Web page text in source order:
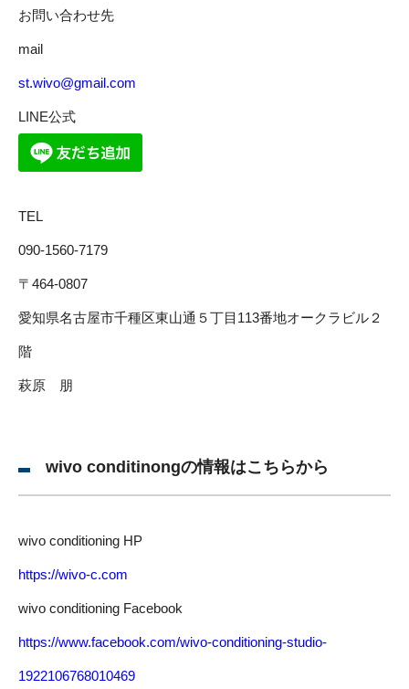
お問い合わせ先
mail
st.wivo@gmail.com
LINE公式
TEL
090-1560-7179
〒464-0807
愛知県名古屋市千種区東山通５丁目113番地オークラビル２
階
萩原 朋
wivo conditinongの情報はこちらから
wivo conditioning HP
https://wivo-c.com
wivo conditioning Facebook
https://www.facebook.com/wivo-conditioning-studio-
1922106768010469